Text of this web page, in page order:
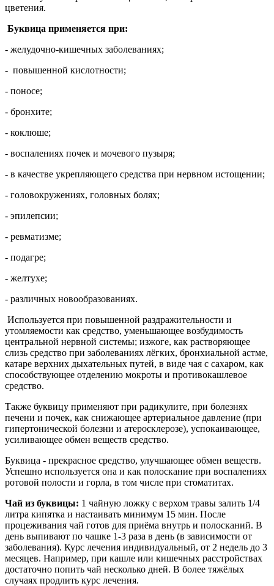
цветения.
Буквица применяется при:
- желудочно-кишечных заболеваниях;
- повышенной кислотности;
- поносе;
- бронхите;
- коклюше;
- воспалениях почек и мочевого пузыря;
- в качестве укрепляющего средства при нервном истощении;
- головокружениях, головных болях;
- эпилепсии;
- ревматизме;
- подагре;
- желтухе;
- различных новообразованиях.
Используется при повышенной раздражительности и
утомляемости как средство, уменьшающее возбудимость
центральной нервной системы; изжоге, как растворяющее
слизь средство при заболеваниях лёгких, бронхиальной астме,
катаре верхних дыхательных путей, в виде чая с сахаром, как
способствующее отделению мокроты и противокашлевое
средство.
Также буквицу применяют при радикулите, при болезнях
печени и почек, как снижающее артериальное давление (при
гипертонической болезни и атеросклерозе), успокаивающее,
усиливающее обмен веществ средство.
Буквица - прекрасное средство, улучшающее обмен веществ.
Успешно используется она и как полоскание при воспалениях
ротовой полости и горла, в том числе при стоматитах.
Чай из буквицы: 1 чайную ложку с верхом травы залить 1/4
литра кипятка и настаивать минимум 15 мин. После
процеживания чай готов для приёма внутрь и полосканий. В
день выпивают по чашке 1-3 раза в день (в зависимости от
заболевания). Курс лечения индивидуальный, от 2 недель до 3
месяцев. Например, при кашле или кишечных расстройствах
достаточно попить чай несколько дней. В более тяжёлых
случаях продлить курс лечения.